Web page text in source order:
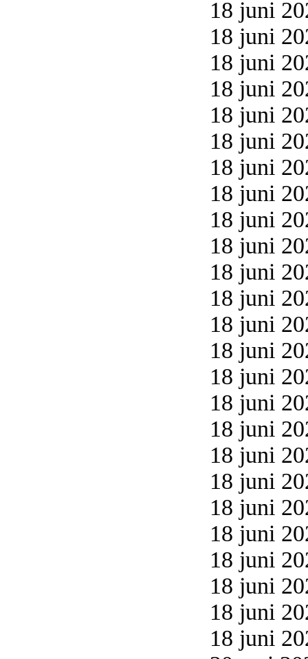
18 juni
18 juni
18 juni
18 juni
18 juni
18 juni
18 juni
18 juni
18 juni
18 juni
18 juni
18 juni
18 juni
18 juni
18 juni
18 juni
18 juni
18 juni
18 juni
18 juni
18 juni
18 juni
18 juni
18 juni
18 juni